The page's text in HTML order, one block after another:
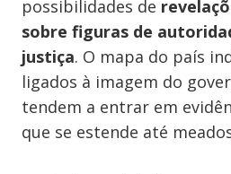
possibilidades de
sobre figuras de
justiça. O mapa do país
ligados à imagem do
tendem a entrar em
que se estende até